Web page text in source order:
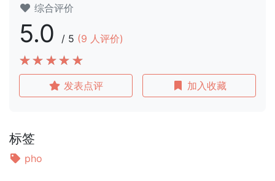
综合评价
5.0 / 5 (9 人评价)
发表点评 加入收藏
标签
pho